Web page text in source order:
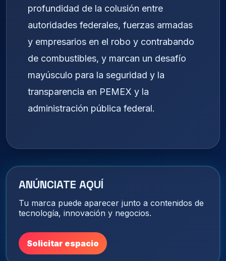
profundidad de la colusión entre
autoridades federales, fuerzas armadas
y empresarios en el robo y contrabando
de combustibles, y marcan un desafío
mayúsculo para la seguridad y la
transparencia en PEMEX y la
administración pública federal.
ANÚNCIATE AQUÍ
Tu marca puede aparecer junto a contenidos de
tecnología, innovación y negocios.
Solicitar espacio